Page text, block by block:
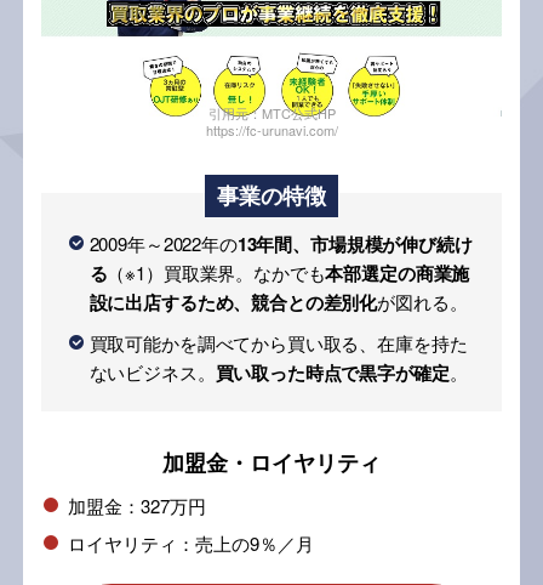
引用元：MTC公式HP
https://fc-urunavi.com/
事業の特徴
2009年～2022年の13年間、市場規模が伸び続け
る （※1）買取業界。なかでも本部選定の商業施
設に出店するため、競合との差別化が図れる。
買取可能かを調べてから買い取る、在庫を持た
ないビジネス。 買い取った時点で黒字が確定。
加盟金・ロイヤリティ
加盟金：327万円
ロイヤリティ：売上の9％／月